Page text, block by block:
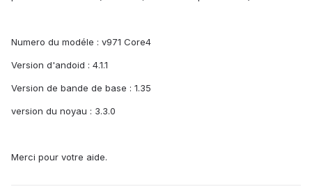
Numero du modéle : v971 Core4
Version d'andoid : 4.1.1
Version de bande de base : 1.35
version du noyau : 3.3.0
Merci pour votre aide.